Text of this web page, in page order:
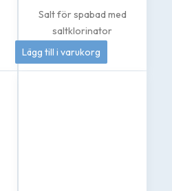
Salt för spabad med
saltklorinator
419kr
Lägg till i varukorg